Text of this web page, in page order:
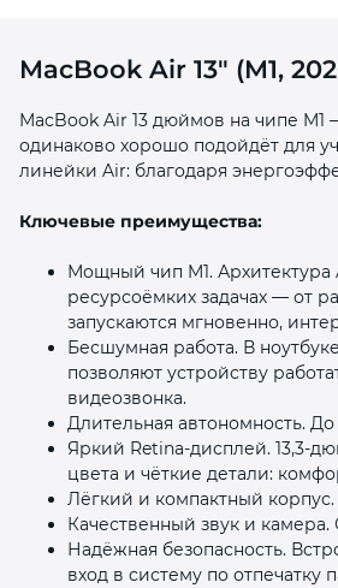
MacBook Air 13" (M1,
MacBook Air 13 дюймов на чипе M1
одинаково хорошо подойдёт для
линейки Air: благодаря
Ключевые преимущества:
Мощный чип M1. Архитектура
ресурсоёмких задачах — от
запускаются мгновенно,
Бесшумная работа. В
позволяют устройству
видеозвонка.
Длительная автономность.
Яркий Retina‑дисплей.
цвета и чёткие детали:
Лёгкий и компактный
Качественный звук и
Надёжная безопасность.
вход в систему по отпечатку